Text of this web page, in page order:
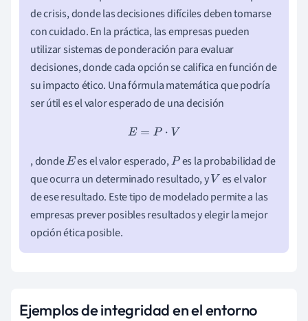
de crisis, donde las decisiones difíciles deben tomarse
con cuidado. En la práctica, las empresas pueden
utilizar sistemas de ponderación para evaluar
decisiones, donde cada opción se califica en función de
su impacto ético. Una fórmula matemática que podría
ser útil es el valor esperado de una decisión
E= P⋅V
, dondeE es el valor esperado,P es la probabilidad de
que ocurra un determinado resultado, yV es el valor
de ese resultado. Este tipo de modelado permite a las
empresas prever posibles resultados y elegir la mejor
opción ética posible.
Ejemplos de integridad en el entorno